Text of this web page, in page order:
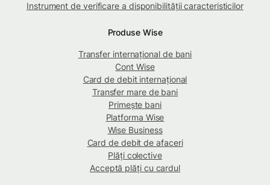
Instrument de verificare a disponibilității caracteristicilor
Produse Wise
Transfer internațional de bani
Cont Wise
Card de debit internațional
Transfer mare de bani
Primește bani
Platforma Wise
Wise Business
Card de debit de afaceri
Plăți colective
Acceptă plăți cu cardul